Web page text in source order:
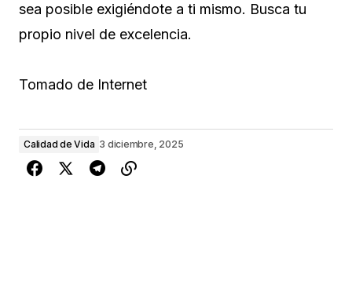
sea posible exigiéndote a ti mismo. Busca tu
propio nivel de excelencia.
Tomado de Internet
Calidad de Vida 3 diciembre, 2025